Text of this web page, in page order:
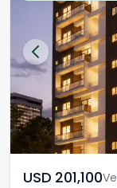
USD	201,100